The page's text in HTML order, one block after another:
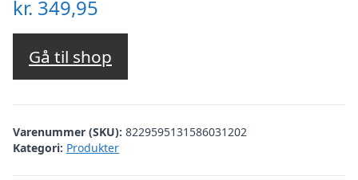
kr. 349,95
Gå til shop
Varenummer (SKU): 8229595131586031202
Kategori: Produkter